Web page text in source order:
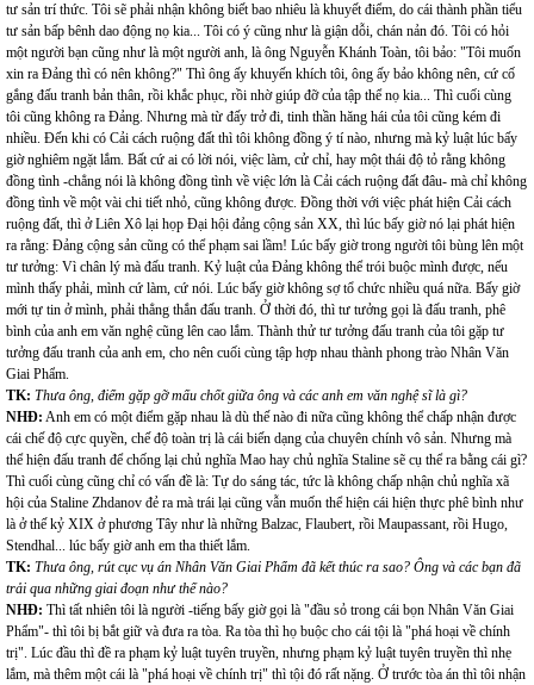
tư sản trí thức. Tôi sẽ phải nhận không biết bao nhiêu là khuyết điểm, do cái thành phần tiểu
tư sản bấp bênh dao động nọ kia... Tôi có ý cũng như là giận dỗi, chán nản đó. Tôi có hỏi
một người bạn cũng như là một người anh, là ông Nguyễn Khánh Toàn, tôi bảo: "Tôi muốn
xin ra Đảng thì có nên không?" Thì ông ấy khuyến khích tôi, ông ấy bảo không nên, cứ cố
gắng đấu tranh bản thân, rồi khắc phục, rồi nhờ giúp đỡ của tập thể nọ kia... Thì cuối cùng
tôi cũng không ra Đảng. Nhưng mà từ đấy trở đi, tinh thần hăng hái của tôi cũng kém đi
nhiều. Đến khi có Cải cách ruộng đất thì tôi không đồng ý tí nào, nhưng mà kỷ luật lúc bấy
giờ nghiêm ngặt lắm. Bất cứ ai có lời nói, việc làm, cử chỉ, hay một thái độ tỏ rằng không
đồng tình -chẳng nói là không đồng tình về việc lớn là Cải cách ruộng đất đâu- mà chỉ không
đồng tình về một vài chi tiết nhỏ, cũng không được. Đồng thời với việc phát hiện Cải cách
ruộng đất, thì ở Liên Xô lại họp Đại hội đảng cộng sản XX, thì lúc bấy giờ nó lại phát hiện
ra rằng: Đảng cộng sản cũng có thể phạm sai lầm! Lúc bấy giờ trong người tôi bùng lên một
tư tưởng: Vì chân lý mà đấu tranh. Kỷ luật của Đảng không thể trói buộc mình được, nếu
mình thấy phải, mình cứ làm, cứ nói. Lúc bấy giờ không sợ tổ chức nhiều quá nữa. Bấy giờ
mới tự tin ở mình, phải thẳng thắn đấu tranh. Ở thời đó, thì tư tưởng gọi là đấu tranh, phê
bình của anh em văn nghệ cũng lên cao lắm. Thành thử tư tưởng đấu tranh của tôi gặp tư
tưởng đấu tranh của anh em, cho nên cuối cùng tập hợp nhau thành phong trào Nhân Văn
Giai Phẩm.
TK: Thưa ông, điểm gặp gỡ mấu chốt giữa ông và các anh em văn nghệ sĩ là gì?
NHĐ: Anh em có một điểm gặp nhau là dù thế nào đi nữa cũng không thể chấp nhận được
cái chế độ cực quyền, chế độ toàn trị là cái biến dạng của chuyên chính vô sản. Nhưng mà
thể hiện đấu tranh để chống lại chủ nghĩa Mao hay chủ nghĩa Staline sẽ cụ thể ra bằng cái gì?
Thì cuối cùng cũng chỉ có vấn đề là: Tự do sáng tác, tức là không chấp nhận chủ nghĩa xã
hội của Staline Zhdanov đẻ ra mà trái lại cũng vẫn muốn thể hiện cái hiện thực phê bình như
là ở thế kỷ XIX ở phương Tây như là những Balzac, Flaubert, rồi Maupassant, rồi Hugo,
Stendhal... lúc bấy giờ anh em tha thiết lắm.
TK: Thưa ông, rút cục vụ án Nhân Văn Giai Phẩm đã kết thúc ra sao? Ông và các bạn đã
trải qua những giai đoạn như thế nào?
NHĐ: Thì tất nhiên tôi là người -tiếng bấy giờ gọi là "đầu sỏ trong cái bọn Nhân Văn Giai
Phẩm"- thì tôi bị bắt giữ và đưa ra tòa. Ra tòa thì họ buộc cho cái tội là "phá hoại về chính
trị". Lúc đầu thì đề ra phạm kỷ luật tuyên truyền, nhưng phạm kỷ luật tuyên truyền thì nhẹ
lắm, mà thêm một cái là "phá hoại về chính trị" thì tội đó rất nặng. Ở trước tòa án thì tôi nhận